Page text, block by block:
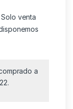
Solo venta
a